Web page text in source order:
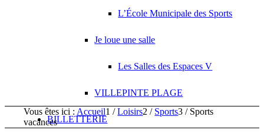
L’École Municipale des Sports
Je loue une salle
Les Salles des Espaces V
VILLEPINTE PLAGE
BILLETTERIE
Vous êtes ici : Accueil1 / Loisirs2 / Sports3 / Sports
vacances